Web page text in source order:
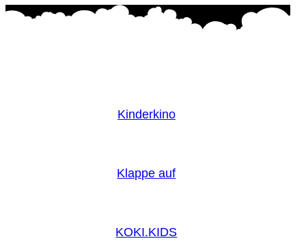
Kinderkino
Klappe auf
KOKI.KIDS